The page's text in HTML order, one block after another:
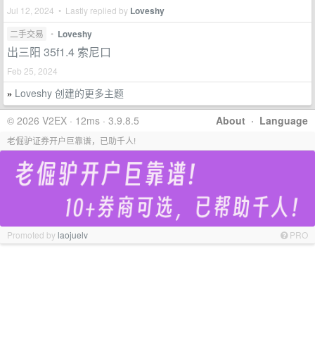
Jul 12, 2024 • Lastly replied by Loveshy
二手交易 • Loveshy
出三阳 35f1.4 索尼口
Feb 25, 2024
» Loveshy 创建的更多主题
About · Language
© 2026 V2EX · 12ms · 3.9.8.5
老倔驴证券开户巨靠谱，已助千人!
Promoted bylaojuelv PRO